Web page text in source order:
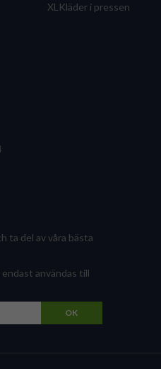
XLKläder i pressen
ta del av våra bästa
användas till
OK